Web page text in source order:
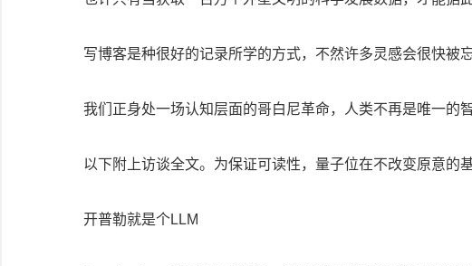
写博客是种很好的记录所学的方式，不然许多灵感会很快被
我们正身处一场认知层面的哥白尼革命，人类不再是唯一的智
以下附上访谈全文。为保证可读性，量子位在不改变原意的
开普勒就是个LLM